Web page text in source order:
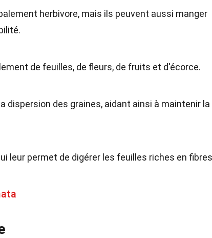
herbivore, mais ils peuvent aussi manger
de feuilles, de fleurs, de fruits et d'écorce.
dispersion des graines, aidant ainsi à maintenir la
leur permet de digérer les feuilles riches en